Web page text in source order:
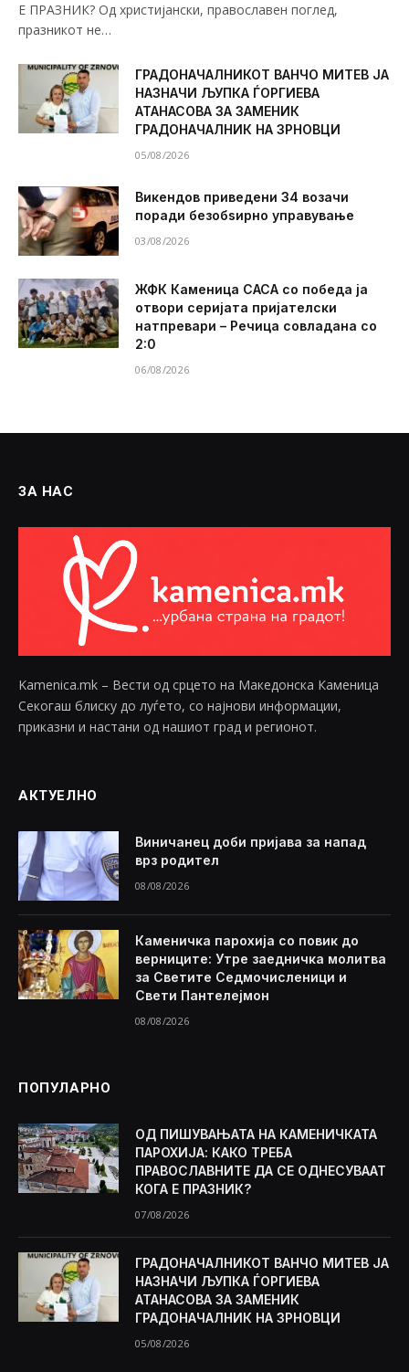
Е ПРАЗНИК? Од христијански, православен поглед,
празникот не…
ГРАДОНАЧАЛНИКОТ ВАНЧО МИТЕВ ЈА
НАЗНАЧИ ЉУПКА ЃОРГИЕВА
АТАНАСОВА ЗА ЗАМЕНИК
ГРАДОНАЧАЛНИК НА ЗРНОВЦИ
05/08/2026
Викендов приведени 34 возачи
поради безобѕирно управување
03/08/2026
ЖФК Каменица САСА со победа ја
отвори серијата пријателски
натпревари – Речица совладана со
2:0
06/08/2026
ЗА НАС
Kamenica.mk – Вести од срцето на Македонска Каменица
Секогаш блиску до луѓето, со најнови информации,
приказни и настани од нашиот град и регионот.
АКТУЕЛНО
Виничанец доби пријава за напад
врз родител
08/08/2026
Каменичка парохија со повик до
верниците: Утре заедничка молитва
за Светите Седмочисленици и
Свети Пантелејмон
08/08/2026
ПОПУЛАРНО
ОД ПИШУВАЊАТА НА КАМЕНИЧКАТА
ПАРОХИЈА: КАКО ТРЕБА
ПРАВОСЛАВНИТЕ ДА СЕ ОДНЕСУВААТ
КОГА Е ПРАЗНИК?
07/08/2026
ГРАДОНАЧАЛНИКОТ ВАНЧО МИТЕВ ЈА
НАЗНАЧИ ЉУПКА ЃОРГИЕВА
АТАНАСОВА ЗА ЗАМЕНИК
ГРАДОНАЧАЛНИК НА ЗРНОВЦИ
05/08/2026